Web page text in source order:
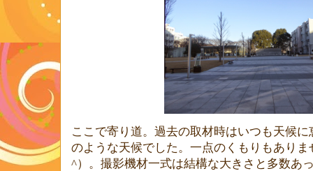
ここで寄り道。過去の取材時はいつも天候
のような天候でした。一点のくもりもあり
^）。撮影機材一式は結構な大きさと多数あ